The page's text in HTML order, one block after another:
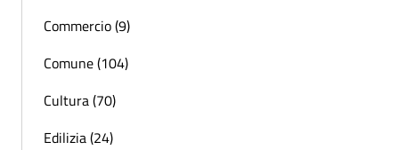
Commercio (9)
Comune (104)
Cultura (70)
Edilizia (24)